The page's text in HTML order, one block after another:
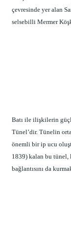
çevresinde yer alan
selsebilli Mermer
Batı ile ilişkilerin
Tünel’dir. Tünelin
önemli bir ip ucu
1839) kalan bu tünel,
bağlantısını da